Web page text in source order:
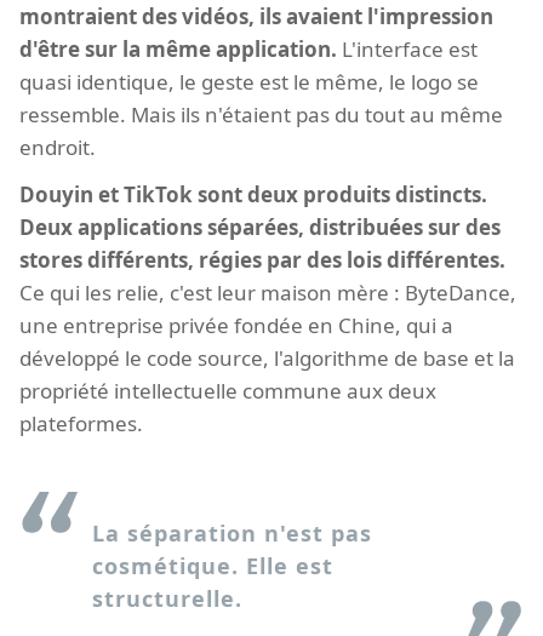
montraient des vidéos, ils avaient l'impression
d'être sur la même application. L'interface est
quasi identique, le geste est le même, le logo se
ressemble. Mais ils n'étaient pas du tout au même
endroit.
Douyin et TikTok sont deux produits distincts.
Deux applications séparées, distribuées sur des
stores différents, régies par des lois différentes.
Ce qui les relie, c'est leur maison mère : ByteDance,
une entreprise privée fondée en Chine, qui a
développé le code source, l'algorithme de base et la
propriété intellectuelle commune aux deux
plateformes.
La séparation n'est pas
cosmétique. Elle est
structurelle.